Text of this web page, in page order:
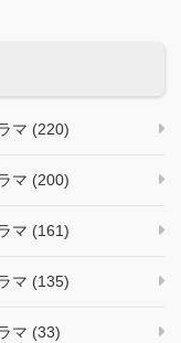
マ (220)
マ (200)
マ (161)
マ (135)
マ (33)